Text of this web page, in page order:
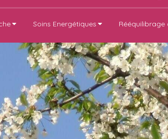
Soins Energétiques Rééquilibrage